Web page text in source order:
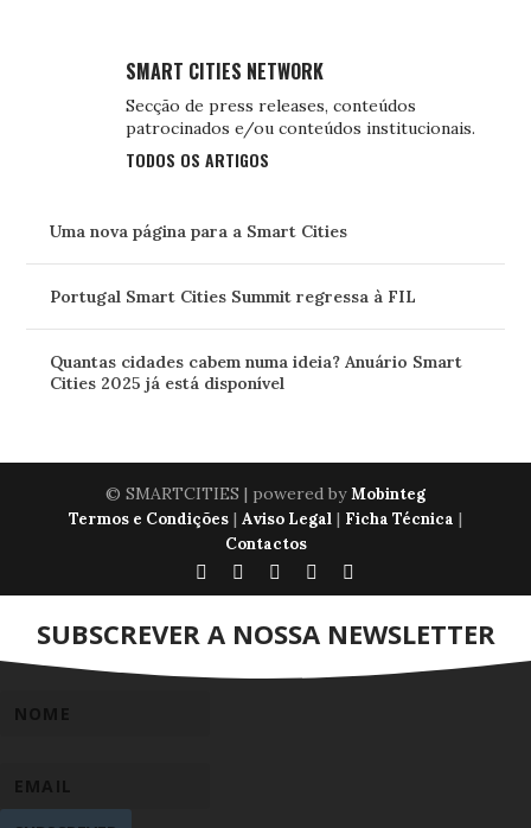
SMART CITIES NETWORK
Secção de press releases, conteúdos
patrocinados e/ou conteúdos institucionais.
TODOS OS ARTIGOS
Uma nova página para a Smart Cities
Portugal Smart Cities Summit regressa à FIL
Quantas cidades cabem numa ideia? Anuário Smart
Cities 2025 já está disponível
© SMARTCITIES | powered byMobinteg
Termos e Condições | Aviso Legal | Ficha Técnica |
Contactos
SUBSCREVER A NOSSA NEWSLETTER